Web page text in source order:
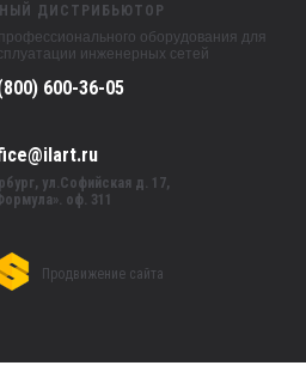
ДИСТРИБЬЮТОР
оборудования для
инженерных сетей
600-36-05
ул.Софийская д. 17,
оф. 311
Продвижение сайта